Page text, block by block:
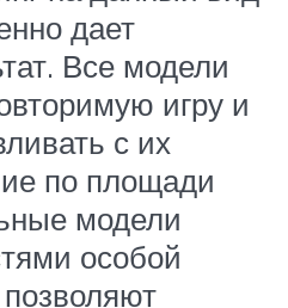
дает
Все модели
игру и
с их
по площади
модели
особой